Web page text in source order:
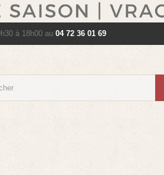
à 18h00 au 04 72 36 01 69